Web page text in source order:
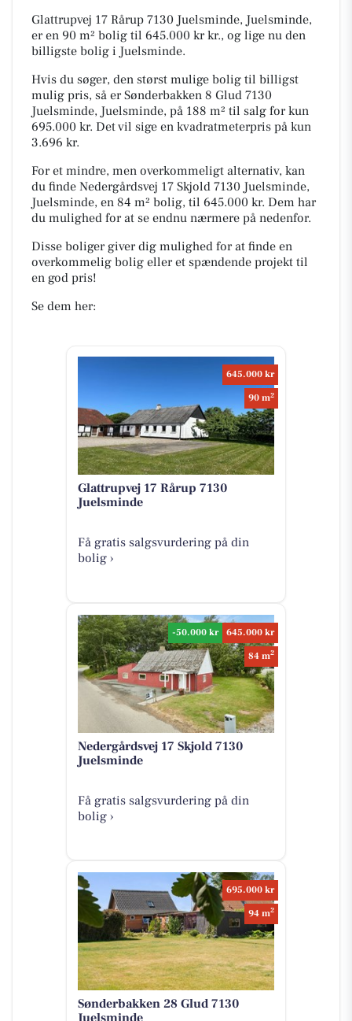
Glattrupvej 17 Rårup 7130 Juelsminde, Juelsminde,
er en 90 m² bolig til 645.000 kr kr., og lige nu den
billigste bolig i Juelsminde.
Hvis du søger, den størst mulige bolig til billigst
mulig pris, så er Sønderbakken 8 Glud 7130
Juelsminde, Juelsminde, på 188 m² til salg for kun
695.000 kr. Det vil sige en kvadratmeterpris på kun
3.696 kr.
For et mindre, men overkommeligt alternativ, kan
du finde Nedergårdsvej 17 Skjold 7130 Juelsminde,
Juelsminde, en 84 m² bolig, til 645.000 kr. Dem har
du mulighed for at se endnu nærmere på nedenfor.
Disse boliger giver dig mulighed for at finde en
overkommelig bolig eller et spændende projekt til
en god pris!
Se dem her:
645.000 kr
90 m2
Glattrupvej 17 Rårup 7130
Juelsminde
Få gratis salgsvurdering på din
bolig ›
-50.000 kr
645.000 kr
84 m2
Nedergårdsvej 17 Skjold 7130
Juelsminde
Få gratis salgsvurdering på din
bolig ›
695.000 kr
94 m2
Sønderbakken 28 Glud 7130
Juelsminde